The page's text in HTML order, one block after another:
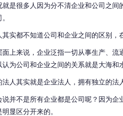
就是很多人因为分不清企业和公司之
其实都不知道公司和企业之间的区别，
面上来说，企业泛指一切从事生产、
为公司和企业之间的关系就是大海和
人其实就是企业法人，拥有独立的法
说并不是所有企业都是公司呢？因为
显区分开来的。